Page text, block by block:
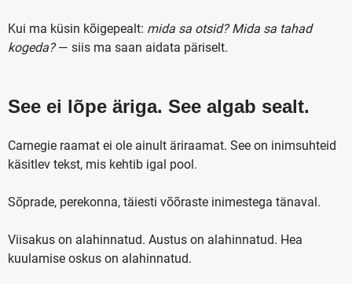
Kui ma küsin kõigepealt: mida sa otsid? Mida sa tahad
kogeda?— siis ma saan aidata päriselt.
See ei lõpe äriga. See algab sealt.
Carnegie raamat ei ole ainult äriraamat. See on inimsuhteid
käsitlev tekst, mis kehtib igal pool.
Sõprade, perekonna, täiesti võõraste inimestega tänaval.
Viisakus on alahinnatud. Austus on alahinnatud. Hea
kuulamise oskus on alahinnatud.